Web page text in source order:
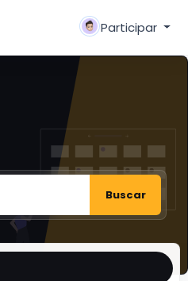
Participar
Buscar